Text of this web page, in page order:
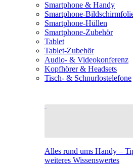
Smartphone & Handy
Smartphone-
Smartphone-Hüllen
Smartphone-Zubehör
Tablet
Tablet-Zubehör
Audio- & Videokonferenz
Kopfhörer & Headsets
Tisch- & Schnurlostelefone
Alles rund ums Handy –
weiteres Wissenswertes